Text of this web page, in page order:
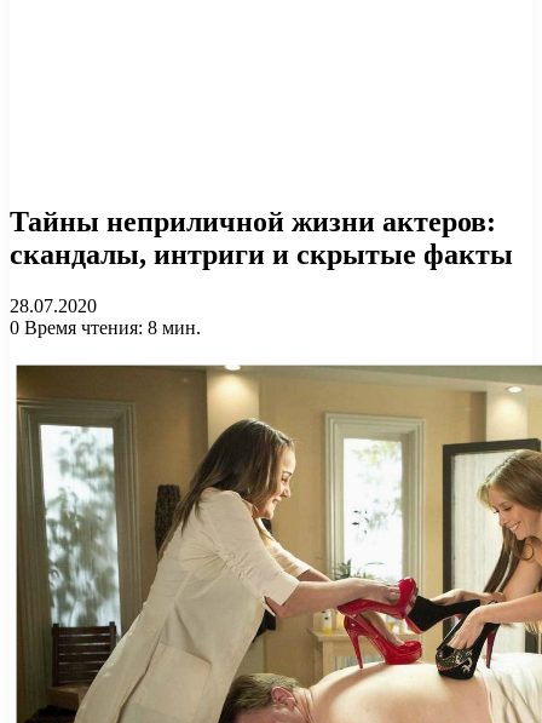
Тайны неприличной жизни актеров:
скандалы, интриги и скрытые факты
28.07.2020
0 Время чтения: 8 мин.